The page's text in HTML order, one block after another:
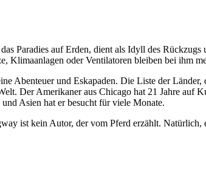
Paradies auf Erden, dient als Idyll des
Klimaanlagen oder Ventilatoren bleiben bei ihm
Abenteuer und Eskapaden. Die Liste der
Der Amerikaner aus Chicago hat 21 Jahre auf
Asien hat er besucht für viele Monate.
ist kein Autor, der vom Pferd erzählt.